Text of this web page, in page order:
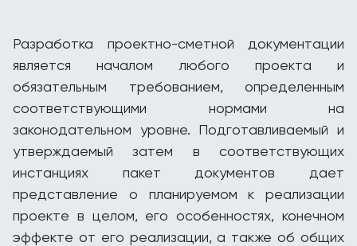
Разработка проектно-сметной документации
является началом любого проекта и
обязательным требованием, определенным
соответствующими нормами на
законодательном уровне. Подготавливаемый и
утверждаемый затем в соответствующих
инстанциях пакет документов дает
представление о планируемом к реализации
проекте в целом, его особенностях, конечном
эффекте от его реализации, а также об общих